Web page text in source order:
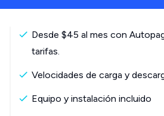
Desde $45 al mes con
tarifas.
Velocidades de carga y
Equipo y instalación incluido